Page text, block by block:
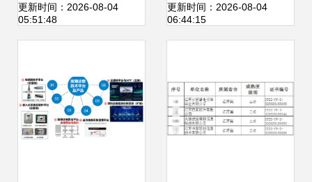
现工厂仓库信息化
更新时间：2026-08-04
05:51:48
Dubbo Go 为切入
行维护服务
更新时间：2026-08-04
06:44:15